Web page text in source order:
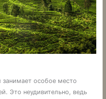
занимает особое место
Это неудивительно, ведь